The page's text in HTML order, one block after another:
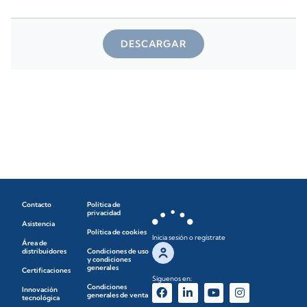
DESCARGAR
Contacto
Asistencia
Área de
distribuidores
Certificaciones
Innovación
tecnológica
Política de
privacidad
Política de cookies
Condiciones de uso
y condiciones
generales
Condiciones
generales de venta
Inicia sesión o regístrate
Síguenos en: